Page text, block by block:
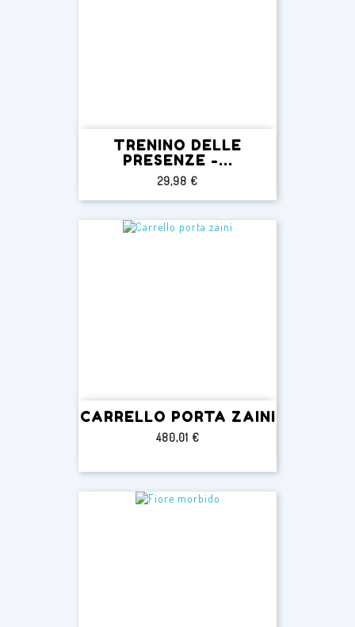
TRENINO DELLE
PRESENZE -...
Prezzo
29,98 €
CARRELLO PORTA ZAINI
Prezzo
480,01 €